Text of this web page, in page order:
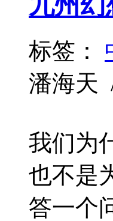
标签：
潘海天
我们为
也不是
答一个